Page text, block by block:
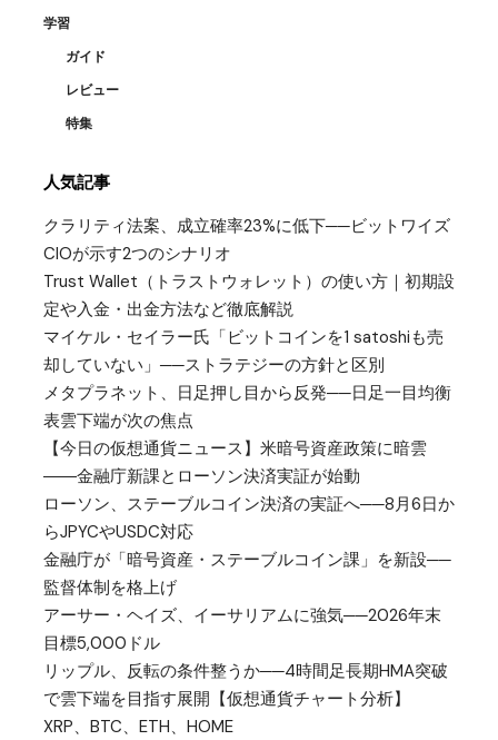
学習
ガイド
レビュー
特集
人気記事
クラリティ法案、成立確率23%に低下──ビットワイズ
CIOが示す2つのシナリオ
Trust Wallet（トラストウォレット）の使い方｜初期設
定や入金・出金方法など徹底解説
マイケル・セイラー氏「ビットコインを1 satoshiも売
却していない」──ストラテジーの方針と区別
メタプラネット、日足押し目から反発──日足一目均衡
表雲下端が次の焦点
【今日の仮想通貨ニュース】米暗号資産政策に暗雲
――金融庁新課とローソン決済実証が始動
ローソン、ステーブルコイン決済の実証へ──8月6日か
らJPYCやUSDC対応
金融庁が「暗号資産・ステーブルコイン課」を新設──
監督体制を格上げ
アーサー・ヘイズ、イーサリアムに強気──2026年末
目標5,000ドル
リップル、反転の条件整うか──4時間足長期HMA突破
で雲下端を目指す展開【仮想通貨チャート分析】
XRP、BTC、ETH、HOME